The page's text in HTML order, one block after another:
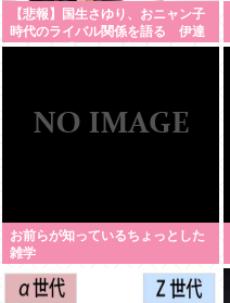
【悲報】国生さゆり、おニャン子
時代のライバル関係を語る 伊達
みきおが「たとえば誰です？」と
お前らが知っているちょっとした
雑学